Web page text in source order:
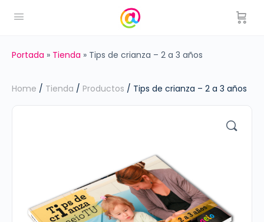
Portada » Tienda » Tips de crianza – 2 a 3 años
Home / Tienda / Productos / Tips de crianza – 2 a 3 años